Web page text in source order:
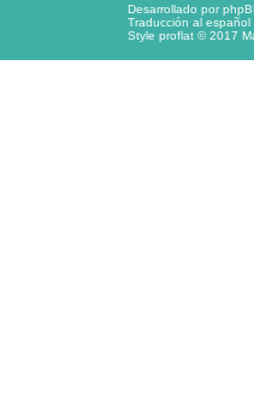
Desarrollado por
Traducción al español
Style proflat © 2017